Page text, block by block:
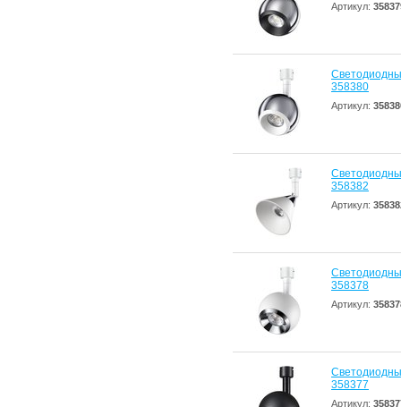
Артикул:
358380
Артикул:
358382
Артикул:
358378
Артикул:
358377
Артикул: